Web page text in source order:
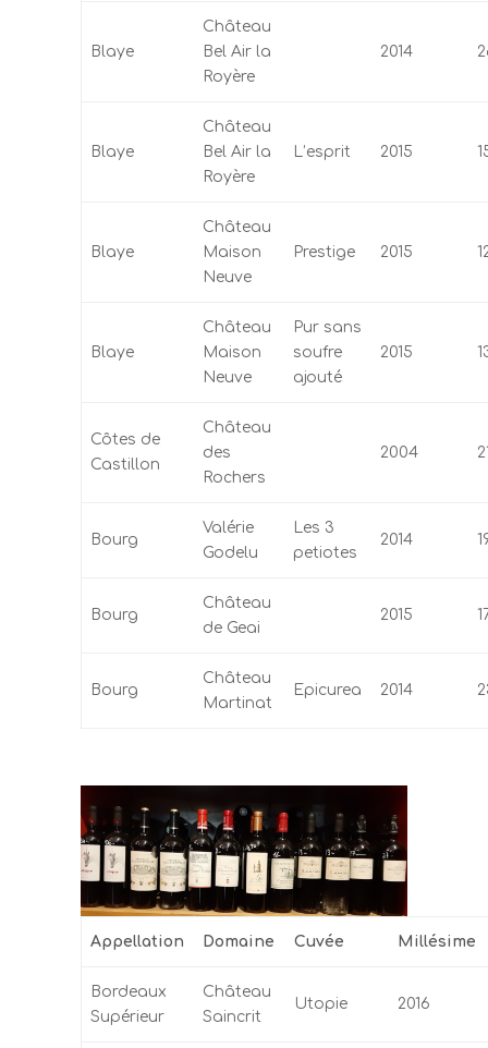
Blaye
Château
Bel Air la
Royère
2014
Blaye
Château
Bel Air la
Royère
L’esprit 2015
Blaye
Château
Maison
Neuve
Prestige 2015
Blaye
Château
Maison
Neuve
Pur sans
soufre
ajouté
2015
Côtes de
Castillon
Château
des
Rochers
2004
Bourg
Valérie
Godelu
Les 3
petiotes
2014
Bourg
Château
de Geai
2015
Bourg
Château
Martinat
Epicurea 2014
Appellation Domaine Cuvée Millésime
Bordeaux
Supérieur
Château
Saincrit
Utopie 2016